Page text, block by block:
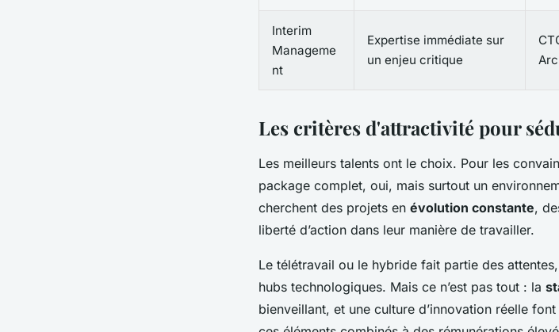
Interim
Manageme
nt
Expertise immédiate sur
un enjeu critique
Les critères d'attractivité pour
Les meilleurs talents ont le choix. Pour les
package complet, oui, mais surtout un
cherchent des projets en évolution constante,
liberté d’action dans leur manière de travailler.
Le télétravail ou le hybride fait partie des
hubs technologiques. Mais ce n’est pas tout : la
bienveillant, et une culture d’innovation réelle